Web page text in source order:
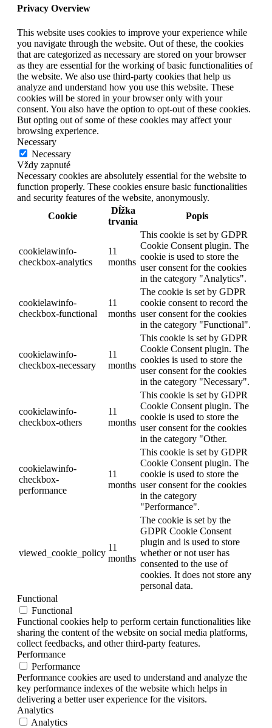
Privacy Overview
This website uses cookies to improve your experience while
you navigate through the website. Out of these, the cookies
that are categorized as necessary are stored on your browser
as they are essential for the working of basic functionalities of
the website. We also use third-party cookies that help us
analyze and understand how you use this website. These
cookies will be stored in your browser only with your
consent. You also have the option to opt-out of these cookies.
But opting out of some of these cookies may affect your
browsing experience.
Necessary
Necessary
Vždy zapnuté
Necessary cookies are absolutely essential for the website to
function properly. These cookies ensure basic functionalities
and security features of the website, anonymously.
Cookie
Dĺžka
trvania
Popis
cookielawinfo-
checkbox-analytics
11
months
This cookie is set by GDPR
Cookie Consent plugin. The
cookie is used to store the
user consent for the cookies
in the category "Analytics".
cookielawinfo-
checkbox-functional
11
months
The cookie is set by GDPR
cookie consent to record the
user consent for the cookies
in the category "Functional".
cookielawinfo-
checkbox-necessary
11
months
This cookie is set by GDPR
Cookie Consent plugin. The
cookies is used to store the
user consent for the cookies
in the category "Necessary".
cookielawinfo-
checkbox-others
11
months
This cookie is set by GDPR
Cookie Consent plugin. The
cookie is used to store the
user consent for the cookies
in the category "Other.
cookielawinfo-
checkbox-
performance
11
months
This cookie is set by GDPR
Cookie Consent plugin. The
cookie is used to store the
user consent for the cookies
in the category
"Performance".
viewed_cookie_policy
11
months
The cookie is set by the
GDPR Cookie Consent
plugin and is used to store
whether or not user has
consented to the use of
cookies. It does not store any
personal data.
Functional
Functional
Functional cookies help to perform certain functionalities like
sharing the content of the website on social media platforms,
collect feedbacks, and other third-party features.
Performance
Performance
Performance cookies are used to understand and analyze the
key performance indexes of the website which helps in
delivering a better user experience for the visitors.
Analytics
Analytics